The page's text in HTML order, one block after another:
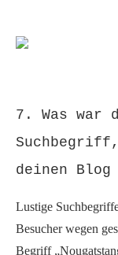
7. Was
deinen Blog
Lustige
Besucher wegen
Begriff